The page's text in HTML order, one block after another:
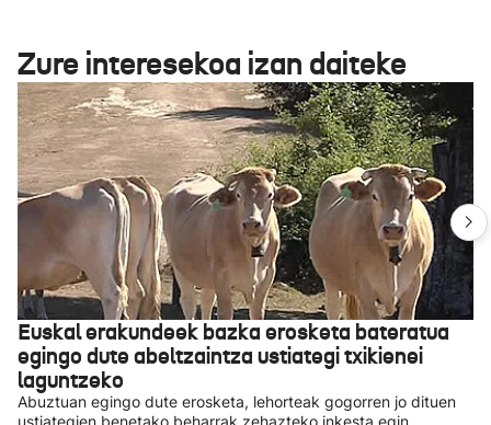
Zure interesekoa izan daiteke
Euskal erakundeek bazka erosketa bateratua
egingo dute abeltzaintza ustiategi txikienei
laguntzeko
Abuztuan egingo dute erosketa, lehorteak gogorren jo dituen
ustiategien benetako beharrak zehazteko inkesta egin